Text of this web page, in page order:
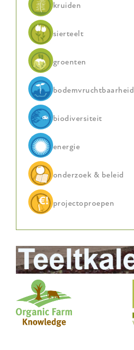
kruiden
sierteelt
groenten
bodemvruchtbaarheid
biodiversiteit
energie
onderzoek & beleid
projectoproepen